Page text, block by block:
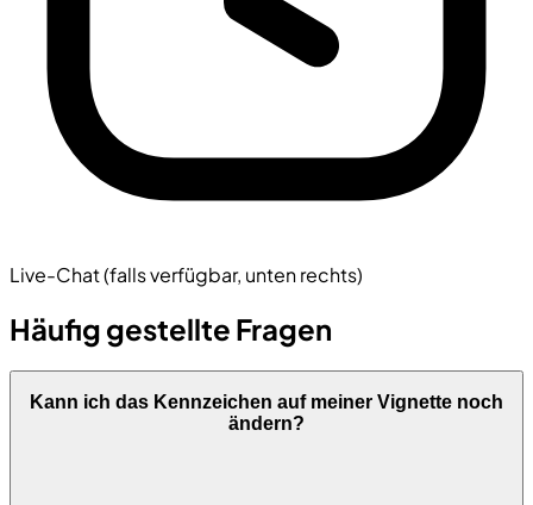
Live-Chat (falls verfügbar, unten rechts)
Häufig gestellte Fragen
Kann ich das Kennzeichen auf meiner Vignette noch
ändern?